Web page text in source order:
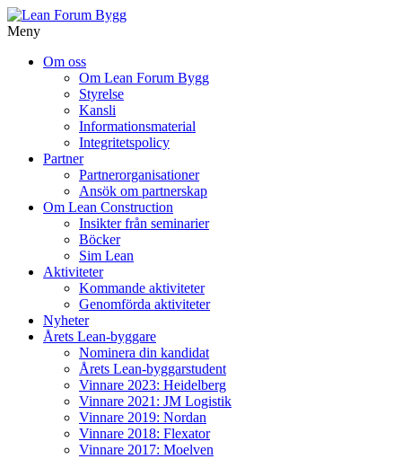
Meny
Om oss
Om Lean Forum Bygg
Styrelse
Kansli
Informationsmaterial
Integritetspolicy
Partner
Partnerorganisationer
Ansök om partnerskap
Om Lean Construction
Insikter från seminarier
Böcker
Sim Lean
Aktiviteter
Kommande aktiviteter
Genomförda aktiviteter
Nyheter
Årets Lean-byggare
Nominera din kandidat
Årets Lean-byggarstudent
Vinnare 2023: Heidelberg
Vinnare 2021: JM Logistik
Vinnare 2019: Nordan
Vinnare 2018: Flexator
Vinnare 2017: Moelven